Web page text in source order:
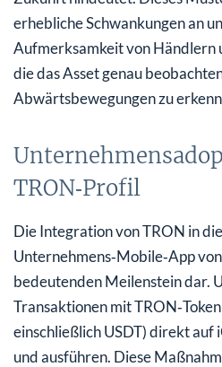
erhebliche Schwankungen an
Aufmerksamkeit von Händlern
die das Asset genau
Abwärtsbewegungen zu
TRON‑Profil
Die Integration von TRON in die
Unternehmens‑Mobile‑App
bedeutenden Meilenstein dar.
Transaktionen mit
einschließlich USDT) direkt auf
und ausführen. Diese